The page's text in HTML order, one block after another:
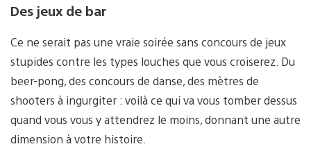
Des jeux de bar
Ce ne serait pas une vraie soirée sans concours de jeux
stupides contre les types louches que vous croiserez. Du
beer-pong, des concours de danse, des mètres de
shooters à ingurgiter : voilà ce qui va vous tomber dessus
quand vous vous y attendrez le moins, donnant une autre
dimension à votre histoire.